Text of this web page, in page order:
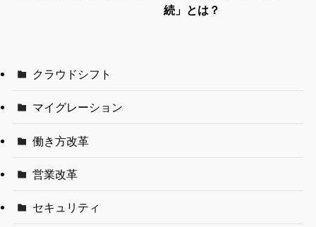
続」とは？
クラウドシフト
マイグレーション
働き方改革
営業改革
セキュリティ